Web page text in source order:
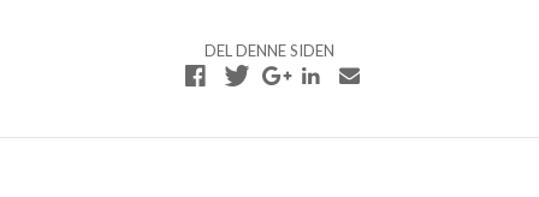
DEL DENNE SIDEN